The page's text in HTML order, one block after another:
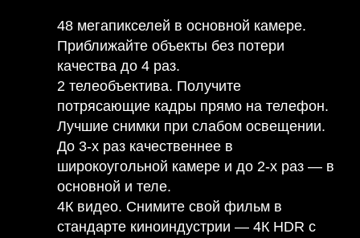
48 мегапикселей в основной камере.
Приближайте объекты без потери
качества до 4 раз.
2 телеобъектива. Получите
потрясающие кадры прямо на телефон.
Лучшие снимки при слабом освещении.
До 3-х раз качественнее в
широкоугольной камере и до 2-х раз — в
основной и теле.
4К видео. Снимите свой фильм в
стандарте киноиндустрии — 4К HDR с